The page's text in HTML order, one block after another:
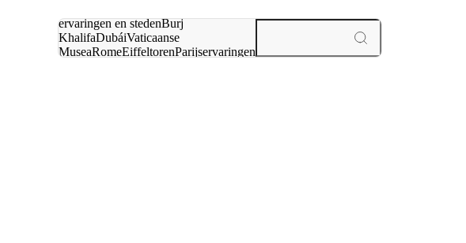
ervaringen en stedenBurj
KhalifaDubáiVaticaanse
MuseaRomeEiffeltorenParijservaringen